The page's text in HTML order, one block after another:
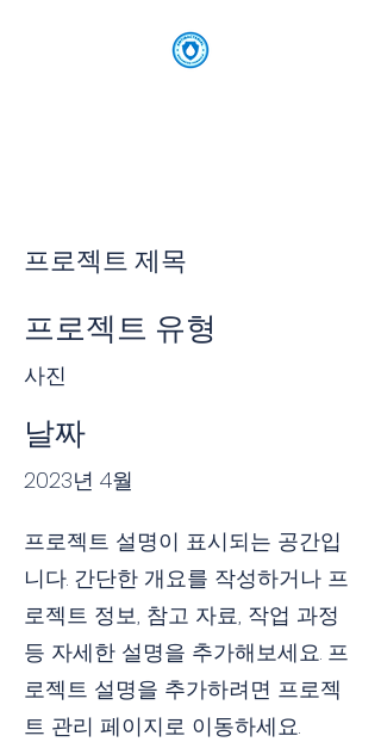
프로젝트 제목
프로젝트 유형
사진
날짜
2023년 4월
프로젝트 설명이 표시되는 공간입
니다. 간단한 개요를 작성하거나 프
로젝트 정보, 참고 자료, 작업 과정
등 자세한 설명을 추가해보세요. 프
로젝트 설명을 추가하려면 프로젝
트 관리 페이지로 이동하세요.